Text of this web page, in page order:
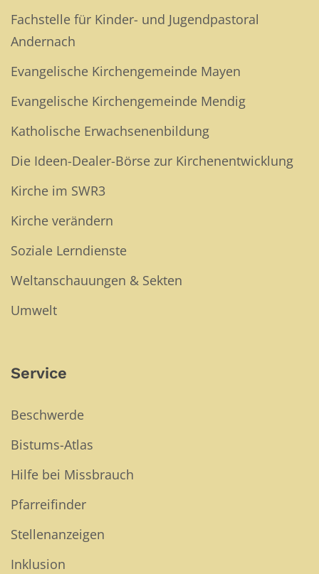
Fachstelle für Kinder- und Jugendpastoral
Andernach
Evangelische Kirchengemeinde Mayen
Evangelische Kirchengemeinde Mendig
Katholische Erwachsenenbildung
Die Ideen-Dealer-Börse zur Kirchenentwicklung
Kirche im SWR3
Kirche verändern
Soziale Lerndienste
Weltanschauungen & Sekten
Umwelt
Service
Beschwerde
Bistums-Atlas
Hilfe bei Missbrauch
Pfarreifinder
Stellenanzeigen
Inklusion